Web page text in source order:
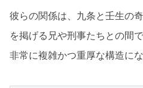
彼らの関係は、九条と壬生の
を掲げる兄や刑事たちとの間
非常に複雑かつ重厚な構造にな